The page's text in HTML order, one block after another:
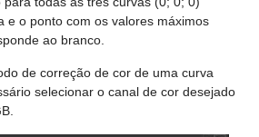
e o ponto com os valores máximos
ao branco.
de correção de cor de uma curva
selecionar o canal de cor desejado